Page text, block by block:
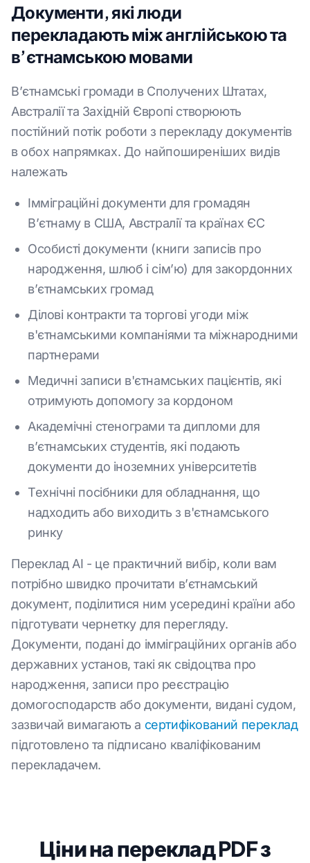
Документи, які люди
перекладають між англійською та
в’єтнамською мовами
В’єтнамські громади в Сполучених Штатах,
Австралії та Західній Європі створюють
постійний потік роботи з перекладу документів
в обох напрямках. До найпоширеніших видів
належать
Імміграційні документи для громадян
В’єтнаму в США, Австралії та країнах ЄС
Особисті документи (книги записів про
народження, шлюб і сім’ю) для закордонних
в’єтнамських громад
Ділові контракти та торгові угоди між
в'єтнамськими компаніями та міжнародними
партнерами
Медичні записи в'єтнамських пацієнтів, які
отримують допомогу за кордоном
Академічні стенограми та дипломи для
в’єтнамських студентів, які подають
документи до іноземних університетів
Технічні посібники для обладнання, що
надходить або виходить з в'єтнамського
ринку
Переклад AI - це практичний вибір, коли вам
потрібно швидко прочитати в’єтнамський
документ, поділитися ним усередині країни або
підготувати чернетку для перегляду.
Документи, подані до імміграційних органів або
державних установ, такі як свідоцтва про
народження, записи про реєстрацію
домогосподарств або документи, видані судом,
зазвичай вимагають a сертифікований переклад
підготовлено та підписано кваліфікованим
перекладачем.
Ціни на переклад PDF з